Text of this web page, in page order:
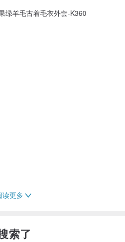
绿羊毛古着毛衣外套-K360
中等
读更多
索了